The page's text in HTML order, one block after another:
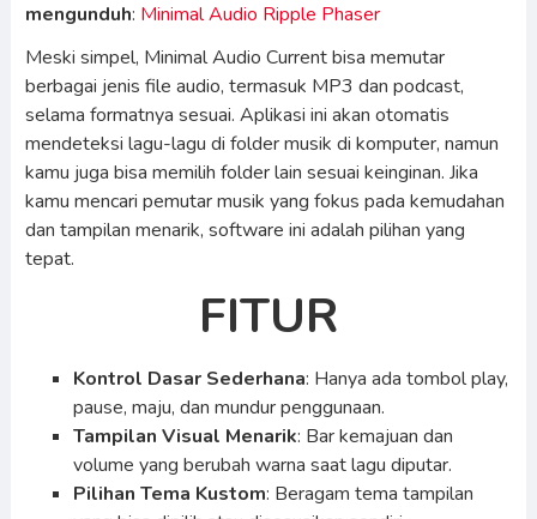
mengunduh: Minimal Audio Ripple Phaser
Meski simpel, Minimal Audio Current bisa memutar
berbagai jenis file audio, termasuk MP3 dan podcast,
selama formatnya sesuai. Aplikasi ini akan otomatis
mendeteksi lagu-lagu di folder musik di komputer, namun
kamu juga bisa memilih folder lain sesuai keinginan. Jika
kamu mencari pemutar musik yang fokus pada kemudahan
dan tampilan menarik, software ini adalah pilihan yang
tepat.
FITUR
Kontrol Dasar Sederhana: Hanya ada tombol play,
pause, maju, dan mundur penggunaan.
Tampilan Visual Menarik: Bar kemajuan dan
volume yang berubah warna saat lagu diputar.
Pilihan Tema Kustom: Beragam tema tampilan